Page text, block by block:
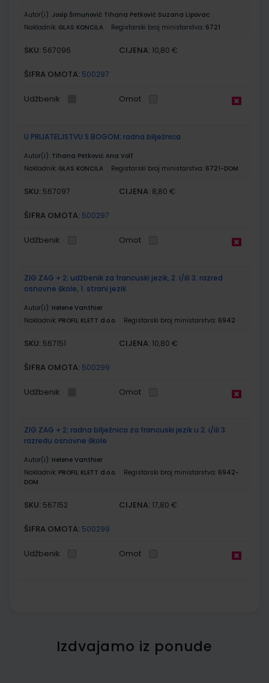
Autor(i): Josip Šimunović Tihana Petković Suzana Lipovac
Nakladnik: GLAS KONCILA Registarski broj ministarstva: 6721
SKU: 567096 CIJENA: 10,80 €
ŠIFRA OMOTA: 500297
Udžbenik Omot
U PRIJATELJSTVU S BOGOM; radna bilježnica
Autor(i): Tihana Petković Ana Volf
Nakladnik: GLAS KONCILA Registarski broj ministarstva: 6721-DOM
SKU: 567097 CIJENA: 8,80 €
ŠIFRA OMOTA: 500297
Udžbenik Omot
ZIG ZAG + 2; udžbenik za francuski jezik, 2. i/ili 3. razred
osnovne škole, 1. strani jezik
Autor(i): Helene Vanthier
Nakladnik: PROFIL KLETT d.o.o. Registarski broj ministarstva: 6942
SKU: 567151 CIJENA: 10,80 €
ŠIFRA OMOTA: 500299
Udžbenik Omot
ZIG ZAG + 2; radna bilježnica za francuski jezik u 2. i/ili 3.
razredu osnovne škole
Autor(i): Helene Vanthier
Nakladnik: PROFIL KLETT d.o.o. Registarski broj ministarstva: 6942-
DOM
SKU: 567152 CIJENA: 17,80 €
ŠIFRA OMOTA: 500299
Udžbenik Omot
Izdvajamo iz ponude